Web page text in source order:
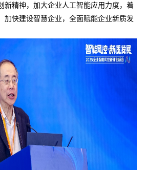
新精神，加大企业人工智能应用力度，着
加快建设智慧企业，全面赋能企业新质发